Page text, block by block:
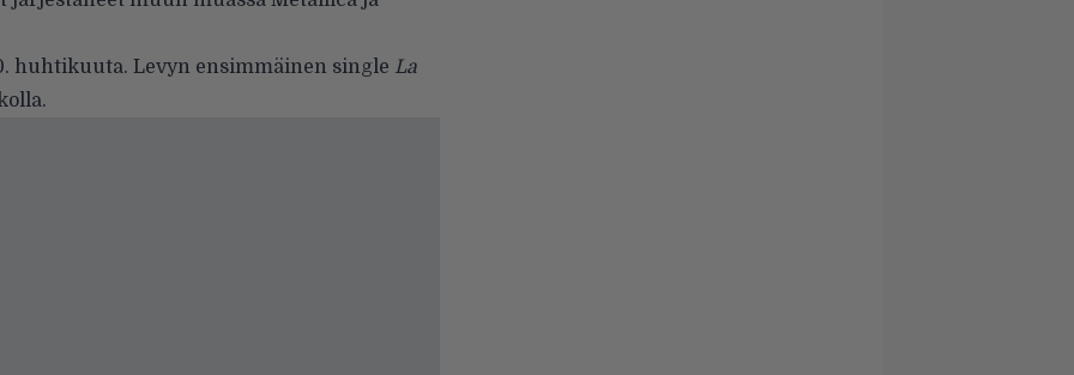
huhtikuuta. Levyn ensimmäinen single La
.